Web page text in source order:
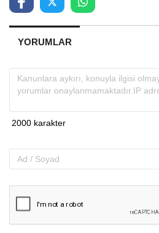
YORUMLAR